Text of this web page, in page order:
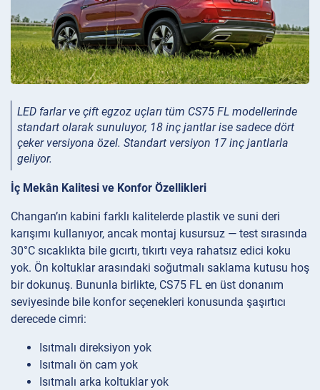
LED farlar ve çift egzoz uçları tüm CS75 FL modellerinde
standart olarak sunuluyor, 18 inç jantlar ise sadece dört
çeker versiyona özel. Standart versiyon 17 inç jantlarla
geliyor.
İç Mekân Kalitesi ve Konfor Özellikleri
Changan’ın kabini farklı kalitelerde plastik ve suni deri
karışımı kullanıyor, ancak montaj kusursuz — test sırasında
30°C sıcaklıkta bile gıcırtı, tıkırtı veya rahatsız edici koku
yok. Ön koltuklar arasındaki soğutmalı saklama kutusu hoş
bir dokunuş. Bununla birlikte, CS75 FL en üst donanım
seviyesinde bile konfor seçenekleri konusunda şaşırtıcı
derecede cimri:
Isıtmalı direksiyon yok
Isıtmalı ön cam yok
Isıtmalı arka koltuklar yok